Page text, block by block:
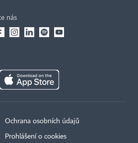
nás
Ochrana osobních údajů
Prohlášení o cookies